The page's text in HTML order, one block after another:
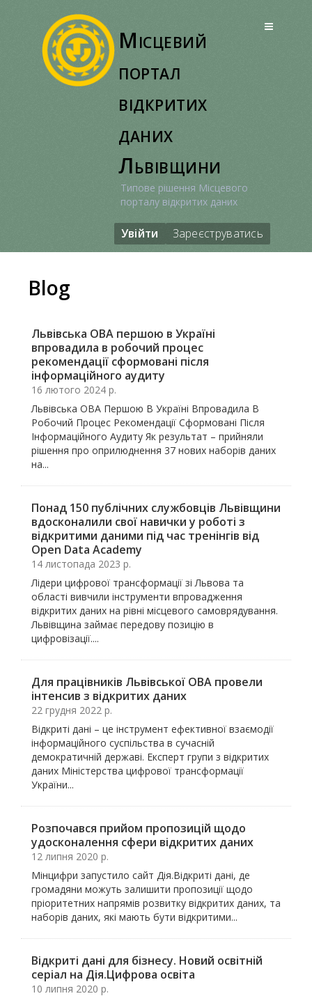
Місцевий
портал
відкритих
даних
Львівщини
Типове рішення Місцевого
порталу відкритих даних
Увійти Зареєструватись
Blog
Львівська ОВА першою в Україні
впровадила в робочий процес
рекомендації сформовані після
інформаційного аудиту
16 лютого 2024 р.
Львівська ОВА Першою В Україні Впровадила В
Робочий Процес Рекомендації Сформовані Після
Інформаційного Аудиту Як результат – прийняли
рішення про оприлюднення 37 нових наборів даних
на...
Понад 150 публічних службовців Львівщини
вдосконалили свої навички у роботі з
відкритими даними під час тренінгів від
Open Data Academy
14 листопада 2023 р.
Лідери цифрової трансформації зі Львова та
області вивчили інструменти впровадження
відкритих даних на рівні місцевого самоврядування.
Львівщина займає передову позицію в
цифровізації....
Для працівників Львівської ОВА провели
інтенсив з відкритих даних
22 грудня 2022 р.
Відкриті дані – це інструмент ефективної взаємодії
інформаційного суспільства в сучасній
демократичній державі. Експерт групи з відкритих
даних Міністерства цифрової трансформації
України...
Розпочався прийом пропозицій щодо
удосконалення сфери відкритих даних
12 липня 2020 р.
Мінцифри запустило сайт Дія.Відкриті дані, де
громадяни можуть залишити пропозиції щодо
пріоритетних напрямів розвитку відкритих даних, та
наборів даних, які мають бути відкритими...
Відкриті дані для бізнесу. Новий освітній
серіал на Дія.Цифрова освіта
10 липня 2020 р.